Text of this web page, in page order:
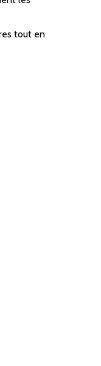
tout en